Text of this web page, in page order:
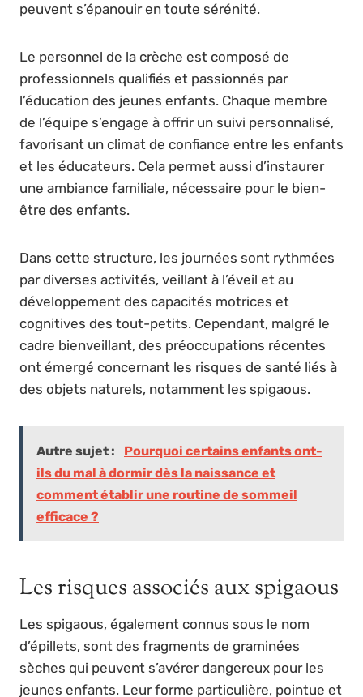
peuvent s’épanouir en toute sérénité.
Le personnel de la crèche est composé de
professionnels qualifiés et passionnés par
l’éducation des jeunes enfants. Chaque membre
de l’équipe s’engage à offrir un suivi personnalisé,
favorisant un climat de confiance entre les enfants
et les éducateurs. Cela permet aussi d’instaurer
une ambiance familiale, nécessaire pour le bien-
être des enfants.
Dans cette structure, les journées sont rythmées
par diverses activités, veillant à l’éveil et au
développement des capacités motrices et
cognitives des tout-petits. Cependant, malgré le
cadre bienveillant, des préoccupations récentes
ont émergé concernant les risques de santé liés à
des objets naturels, notamment les spigaous.
Autre sujet :
Pourquoi certains enfants ont-
ils du mal à dormir dès la naissance et
comment établir une routine de sommeil
efficace ?
Les risques associés aux spigaous
Les spigaous, également connus sous le nom
d’épillets, sont des fragments de graminées
sèches qui peuvent s’avérer dangereux pour les
jeunes enfants. Leur forme particulière, pointue et